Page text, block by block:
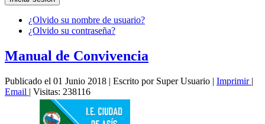
¿Olvido su nombre de usuario?
¿Olvido su contraseña?
Manual de Convivencia
Publicado el 01 Junio 2018 | Escrito por Super Usuario | Imprimir |
Email | Visitas: 238116